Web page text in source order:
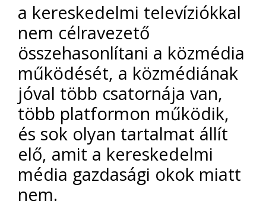
a kereskedelmi televíziókkal
nem célravezető
összehasonlítani a közmédia
működését, a közmédiának
jóval több csatornája van,
több platformon működik,
és sok olyan tartalmat állít
elő, amit a kereskedelmi
média gazdasági okok miatt
nem.